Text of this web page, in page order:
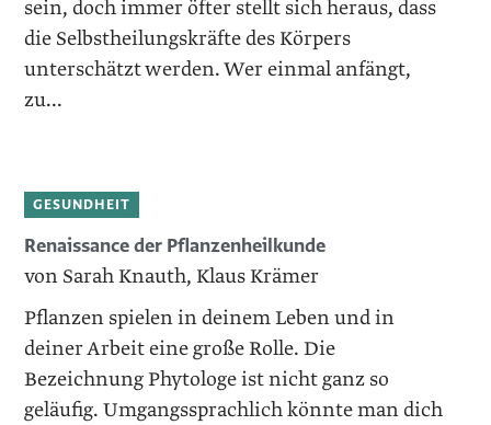
sein, doch immer öfter stellt sich heraus, dass
die Selbstheilungskräfte des Körpers
unterschätzt werden. Wer einmal anfängt,
zu...
GESUNDHEIT
Renaissance der Pflanzenheilkunde
von Sarah Knauth, Klaus Krämer
Pflanzen spielen in deinem Leben und in
deiner Arbeit eine große Rolle. Die
Bezeichnung Phytologe ist nicht ganz so
geläufig. Umgangssprachlich könnte man dich